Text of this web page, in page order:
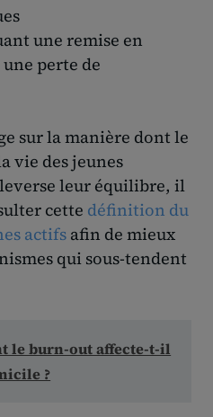
une remise en
perte de
sur la manière dont le
vie des jeunes
leur équilibre, il
cette définition du
actifs afin de mieux
qui sous-tendent
le burn-out affecte-t-il
?